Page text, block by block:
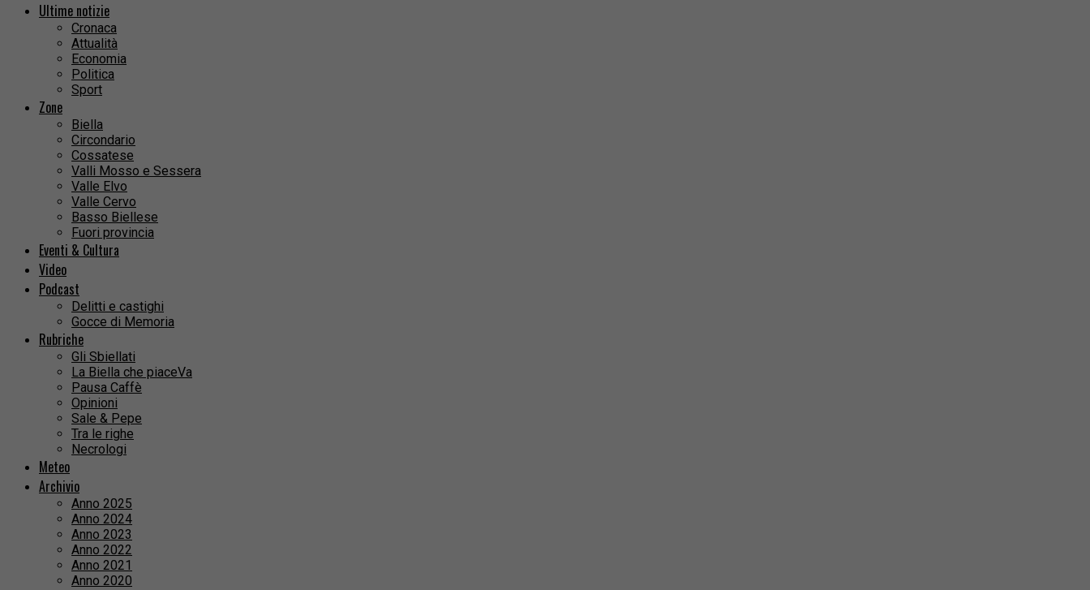
Ultime notizie
Cronaca
Attualità
Economia
Politica
Sport
Zone
Biella
Circondario
Cossatese
Valli Mosso e Sessera
Valle Elvo
Valle Cervo
Basso Biellese
Fuori provincia
Eventi & Cultura
Video
Podcast
Delitti e castighi
Gocce di Memoria
Rubriche
Gli Sbiellati
La Biella che piaceVa
Pausa Caffè
Opinioni
Sale & Pepe
Tra le righe
Necrologi
Meteo
Archivio
Anno 2025
Anno 2024
Anno 2023
Anno 2022
Anno 2021
Anno 2020